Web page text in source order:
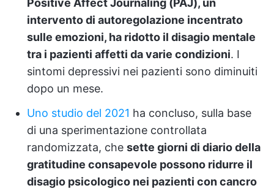
Positive Affect Journaling (PAJ), un
intervento di autoregolazione incentrato
sulle emozioni, ha ridotto il disagio mentale
tra i pazienti affetti da varie condizioni. I
sintomi depressivi nei pazienti sono diminuiti
dopo un mese.
Uno studio del 2021 ha concluso, sulla base
di una sperimentazione controllata
randomizzata, che sette giorni di diario della
gratitudine consapevole possono ridurre il
disagio psicologico nei pazienti con cancro